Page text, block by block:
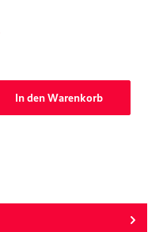
In den Warenkorb